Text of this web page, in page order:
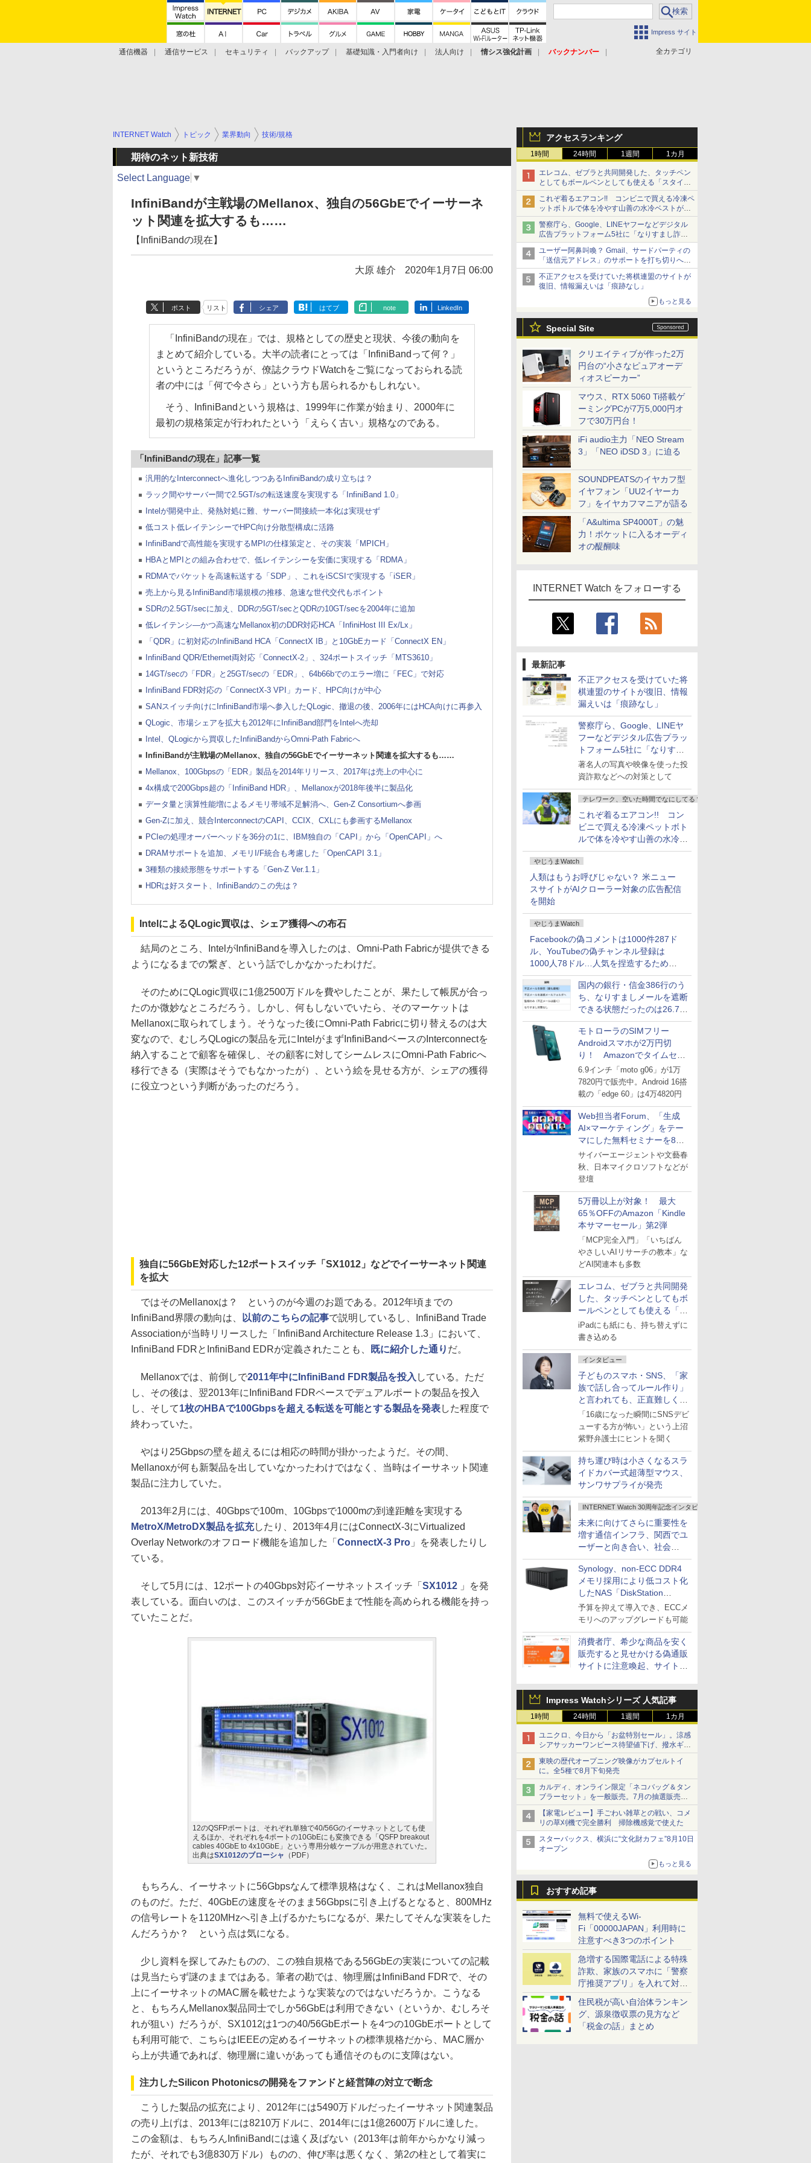
Impress サイト
全カテゴリ
通信機器 通信サービス セキュリティ バックアップ 基礎知識・入門者向け 法人向け 情シス強化計画
バックナンバー
アクセスランキング
1時間 24時間 1週間 1カ月
エレコム、ゼブラと共同開発した、タッチペン
としてもボールペンとしても使える「スタイラ
スツーウェイ」発売 iPadにも紙にも、持ち替
えずに書き込める
これぞ着るエアコン!! コンビニで買える冷凍ペ
ットボトルで体を冷やす山善の水冷ベストがロ
ードバイクにちょうどいい【ぼっち・ざ・ろー
ど！その14】【空いた時間でなにしてる？】
警察庁ら、Google、LINEヤフーなどデジタル
広告プラットフォーム5社に「なりすまし詐欺
広告」対策強化を要請 著名人の写真や映像を
使った投資詐欺などへの対策として
ユーザー阿鼻叫喚？ Gmail、サードパーティの
「送信元アドレス」のサポートを打ち切りへ
【やじうまWatch】
不正アクセスを受けていた将棋連盟のサイトが
復旧、情報漏えいは「痕跡なし」
もっと見る
Special Site
クリエイティブが作った2万
円台の“小さなピュアオーデ
ィオスピーカー”
マウス、RTX 5060 Ti搭載ゲ
ーミングPCが7万5,000円オ
フで30万円台！
iFi audio主力「NEO Stream
3」「NEO iDSD 3」に迫る
SOUNDPEATSのイヤカフ型
イヤフォン「UU2イヤーカ
フ」をイヤカフマニアが語る
「A&ultima SP4000T」の魅
力！ポケットに入るオーディ
オの醍醐味
INTERNET Watch をフォローする
最新記事
不正アクセスを受けていた将
棋連盟のサイトが復旧、情報
漏えいは「痕跡なし」
警察庁ら、Google、LINEヤ
フーなどデジタル広告プラッ
トフォーム5社に「なりすま
し詐欺広告」対策強化を要請
著名人の写真や映像を使った投
資詐欺などへの対策として
テレワーク、空いた時間でなにしてる？
これぞ着るエアコン!! コン
ビニで買える冷凍ペットボト
ルで体を冷やす山善の水冷ベ
ストがロードバイクにちょう
どいい【ぼっち・ざ・ろー
ど！その14】
やじうまWatch
人類はもうお呼びじゃない？ 米ニュー
スサイトがAIクローラー対象の広告配信
を開始
やじうまWatch
Facebookの偽コメントは1000件287ド
ル、YouTubeの偽チャンネル登録は
1000人78ドル…人気を捏造するための
価格リストが公開中
国内の銀行・信金386行のう
ち、なりすましメールを遮断
できる状態だったのは26.7％
にとどまる～GMOブランド
セキュリティ調査
モトローラのSIMフリー
Androidスマホが2万円切
り！ Amazonでタイムセー
ル
6.9インチ「moto g06」が1万
7820円で販売中。Android 16搭
載の「edge 60」は4万4820円
Web担当者Forum、「生成
AI×マーケティング」をテー
マにした無料セミナーを8月
27日にオンライン開催
サイバーエージェントや文藝春
秋、日本マイクロソフトなどが
登壇
5万冊以上が対象！ 最大
65％OFFのAmazon「Kindle
本サマーセール」第2弾
「MCP完全入門」「いちばん
やさしいAIリサーチの教本」な
どAI関連本も多数
エレコム、ゼブラと共同開発
した、タッチペンとしてもボ
ールペンとしても使える「ス
タイラスツーウェイ」発売
iPadにも紙にも、持ち替えずに
書き込める
インタビュー
子どものスマホ・SNS、「家
族で話し合ってルール作り」
と言われても、正直難しくな
いですか？
「16歳になった瞬間にSNSデビ
ューする方が怖い」という上沼
紫野弁護士にヒントを聞く
持ち運び時は小さくなるスラ
イドカバー式超薄型マウス、
サンワサプライが発売
INTERNET Watch 30周年記念インタビュー
未来に向けてさらに重要性を
増す通信インフラ、関西でユ
ーザーと向き合い、社会
の“あたらしい”を起動し続け
る～オプテージ
Synology、non-ECC DDR4
メモリ採用により低コスト化
したNAS「DiskStation
neo+」シリーズ
予算を抑えて導入でき、ECCメ
モリへのアップグレードも可能
消費者庁、希少な商品を安く
販売すると見せかける偽通販
サイトに注意喚起、サイト名
Impress Watchシリーズ 人気記事
1時間 24時間 1週間 1カ月
ユニクロ、今日から「お盆特別セール」。涼感
シアサッカーワンピース待望値下げ、撥水ギア
ショーツは1990円に
東映の歴代オープニング映像がカプセルトイ
に。全5種で8月下旬発売
カルディ、オンライン限定「ネコバッグ＆タン
ブラーセット」を一般販売。7月の抽選販売の
当選無効分
【家電レビュー】手ごわい雑草との戦い、コメ
リの草刈機で完全勝利 掃除機感覚で使えた
スターバックス、横浜に“文化財カフェ”8月10日
オープン
もっと見る
おすすめ記事
無料で使えるWi-
Fi「00000JAPAN」利用時に
注意すべき3つのポイント
急増する国際電話による特殊
詐欺、家族のスマホに「警察
庁推奨アプリ」を入れて対策
しよう！
住民税が高い自治体ランキン
グ、源泉徴収票の見方など
「税金の話」まとめ
INTERNET Watch トピック 業界動向 技術/規格
期待のネット新技術
Select Language ▼
InfiniBandが主戦場のMellanox、独自の56GbEでイーサーネ
ット関連を拡大するも……
【InfiniBandの現在】
大原 雄介 2020年1月7日 06:00
ポスト リスト シェア はてブ note LinkedIn
「InfiniBandの現在」では、規格としての歴史と現状、今後の動向を
まとめて紹介している。大半の読者にとっては「InfiniBandって何？」
というところだろうが、僚誌クラウドWatchをご覧になっておられる読
者の中には「何で今さら」という方も居られるかもしれない。
そう、InfiniBandという規格は、1999年に作業が始まり、2000年に
最初の規格策定が行われたという「えらく古い」規格なのである。
「InfiniBandの現在」記事一覧
汎用的なInterconnectへ進化しつつあるInfiniBandの成り立ちは？
ラック間やサーバー間で2.5GT/sの転送速度を実現する「InfiniBand 1.0」
Intelが開発中止、発熱対処に難、サーバー間接続一本化は実現せず
低コスト低レイテンシーでHPC向け分散型構成に活路
InfiniBandで高性能を実現するMPIの仕様策定と、その実装「MPICH」
HBAとMPIとの組み合わせで、低レイテンシーを安価に実現する「RDMA」
RDMAでパケットを高速転送する「SDP」、これをiSCSIで実現する「iSER」
売上から見るInfiniBand市場規模の推移、急速な世代交代もポイント
SDRの2.5GT/secに加え、DDRの5GT/secとQDRの10GT/secを2004年に追加
低レイテンシ―かつ高速なMellanox初のDDR対応HCA「InfiniHost III Ex/Lx」
「QDR」に初対応のInfiniBand HCA「ConnectX IB」と10GbEカード「ConnectX EN」
InfiniBand QDR/Ethernet両対応「ConnectX-2」、324ポートスイッチ「MTS3610」
14GT/secの「FDR」と25GT/secの「EDR」、64b66bでのエラー増に「FEC」で対応
InfiniBand FDR対応の「ConnectX-3 VPI」カード、HPC向けが中心
SANスイッチ向けにInfiniBand市場へ参入したQLogic、撤退の後、2006年にはHCA向けに再参入
QLogic、市場シェアを拡大も2012年にInfiniBand部門をIntelへ売却
Intel、QLogicから買収したInfiniBandからOmni-Path Fabricへ
InfiniBandが主戦場のMellanox、独自の56GbEでイーサーネット関連を拡大するも……
Mellanox、100Gbpsの「EDR」製品を2014年リリース、2017年は売上の中心に
4x構成で200Gbps超の「InfiniBand HDR」、Mellanoxが2018年後半に製品化
データ量と演算性能増によるメモリ帯域不足解消へ、Gen-Z Consortiumへ参画
Gen-Zに加え、競合InterconnectのCAPI、CCIX、CXLにも参画するMellanox
PCIeの処理オーバーヘッドを36分の1に、IBM独自の「CAPI」から「OpenCAPI」へ
DRAMサポートを追加、メモリI/F統合も考慮した「OpenCAPI 3.1」
3種類の接続形態をサポートする「Gen-Z Ver.1.1」
HDRは好スタート、InfiniBandのこの先は？
IntelによるQLogic買収は、シェア獲得への布石
結局のところ、IntelがInfiniBandを導入したのは、Omni-Path Fabricが提供できる
ようになるまでの繋ぎ、という話でしかなかったわけだ。
そのためにQLogic買収に1億2500万ドルを費やしたことが、果たして帳尻が合っ
たのか微妙なところだろう。しかし、何もしないでいたら、そのマーケットは
Mellanoxに取られてしまう。そうなった後にOmni-Path Fabricに切り替えるのは大
変なので、むしろQLogicの製品を元にIntelがまずInfiniBandベースのInterconnectを
納入することで顧客を確保し、その顧客に対してシームレスにOmni-Path Fabricへ
移行できる（実際はそうでもなかったが）、という絵を見せる方が、シェアの獲得
に役立つという判断があったのだろう。
独自に56GbE対応した12ポートスイッチ「SX1012」などでイーサーネット関連
を拡大
ではそのMellanoxは？ というのが今週のお題である。2012年頃までの
InfiniBand界隈の動向は、
以前のこちらの記事で説明しているし、InfiniBand Trade
Associationが当時リリースした「InfiniBand Architecture Release 1.3」において、
InfiniBand FDRとInfiniBand EDRが定義されたことも、
既に紹介した通り だ。
Mellanoxでは、前倒しで2011年中にInfiniBand FDR製品を投入 している。ただ
し、その後は、翌2013年にInfiniBand FDRベースでデュアルポートの製品を投入
し、そして1枚のHBAで100Gbpsを超える転送を可能とする製品を発表した程度で
終わっていた。
やはり25Gbpsの壁を超えるには相応の時間が掛かったようだ。その間、
Mellanoxが何も新製品を出していなかったわけではなく、当時はイーサネット関連
製品に注力していた。
2013年2月には、40Gbpsで100m、10Gbpsで1000mの到達距離を実現する
MetroX/MetroDX製品を拡充したり、2013年4月にはConnectX-3にVirtualized
Overlay Networkのオフロード機能を追加した「 ConnectX-3 Pro 」を発表したりし
ている。
そして5月には、12ポートの40Gbps対応イーサネットスイッチ「 SX1012 」を発
表している。面白いのは、このスイッチが56GbEまで性能を高められる機能を持っ
ていたことだ。
12のQSFPポートは、それぞれ単独で40/56Gのイーサネットとしても使
えるほか、それぞれを4ポートの10GbEにも変換できる「QSFP breakout
cables 40GbE to 4x10GbE」という専用分岐ケーブルが用意されていた。
出典はSX1012のブローシャ （PDF）
もちろん、イーサネットに56Gbpsなんて標準規格はなく、これはMellanox独自
のものだ。ただ、40GbEの速度をそのまま56Gbpsに引き上げるとなると、800MHz
の信号レートを1120MHzへ引き上げるかたちになるが、果たしてそんな実装をした
んだろうか？ という点は気になる。
少し資料を探してみたものの、この独自規格である56GbEの実装についての記載
は見当たらず謎のままではある。筆者の勘では、物理層はInfiniBand FDRで、その
上にイーサネットのMAC層を載せたような実装なのではないだろうか。こうなる
と、もちろんMellanox製品同士でしか56GbEは利用できない（というか、むしろそ
れが狙い）だろうが、SX1012は1つの40/56GbEポートを4つの10GbEポートとして
も利用可能で、こちらはIEEEの定めるイーサネットの標準規格だから、MAC層か
ら上が共通であれば、物理層に違いがあっても通信そのものに支障はない。
注力したSilicon Photonicsの開発をファンドと経営陣の対立で断念
こうした製品の拡充により、2012年には5490万ドルだったイーサネット関連製品
の売り上げは、2013年には8210万ドルに、2014年には1億2600万ドルに達した。
この金額は、もちろんInfiniBandには遠く及ばない（2013年は前年からかなり減っ
たが、それでも3億830万ドル）ものの、伸び率は悪くなく、第2の柱として着実に